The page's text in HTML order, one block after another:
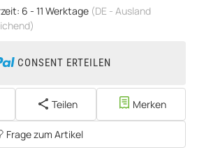
6 - 11 Werktage (DE - Ausland
CONSENT ERTEILEN
Teilen Merken
Frage zum Artikel